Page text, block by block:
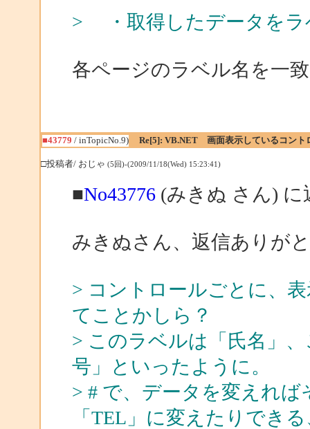
> ・取得したデータをラ
各ページのラベル名を一
■43779 / inTopicNo.9) Re[5]: VB.NET 画面表示しているコント
□投稿者/ おじゃ (5回)-(2009/11/18(Wed) 15:23:41)
■No43776(みきぬ さん) に
みきぬさん、返信ありが
> コントロールごとに、
てことかしら？
> このラベルは「氏名」
号」といったように。
> # で、データを変えれば
「TEL」に変えたりでき